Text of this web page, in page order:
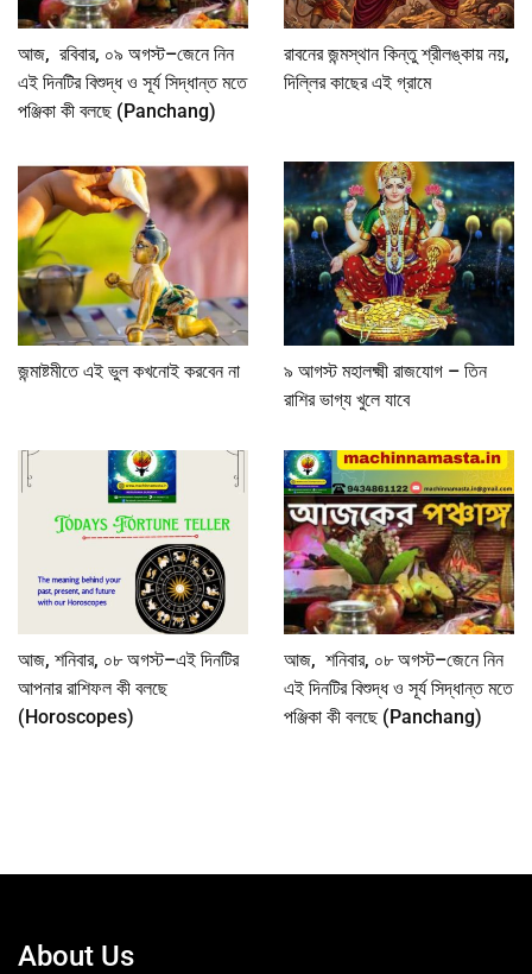
আজ, রবিবার, ০৯ অগস্ট–জেনে নিন
এই দিনটির বিশুদ্ধ ও সূর্য সিদ্ধান্ত মতে
পঞ্জিকা কী বলছে (Panchang)
রাবনের জন্মস্থান কিন্তু শ্রীলঙ্কায় নয়,
দিল্লির কাছের এই গ্রামে
জন্মাষ্টমীতে এই ভুল কখনোই করবেন না
৯ আগস্ট মহালক্ষ্মী রাজযোগ – তিন
রাশির ভাগ্য খুলে যাবে
আজ, শনিবার, ০৮ অগস্ট–এই দিনটির
আপনার রাশিফল কী বলছে
(Horoscopes)
আজ, শনিবার, ০৮ অগস্ট–জেনে নিন
এই দিনটির বিশুদ্ধ ও সূর্য সিদ্ধান্ত মতে
পঞ্জিকা কী বলছে (Panchang)
About Us